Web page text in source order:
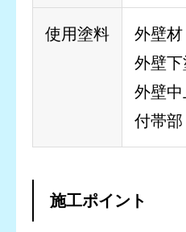
使用塗料
外壁
外壁
外壁
付帯
施工ポイント